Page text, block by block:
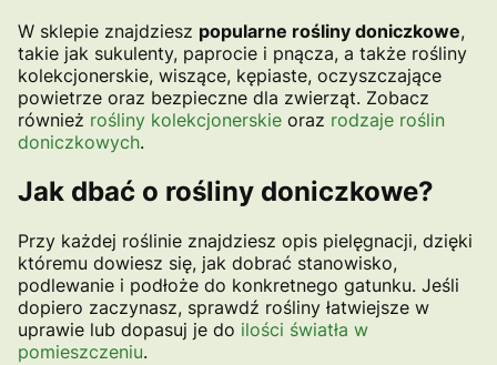
W sklepie znajdziesz popularne rośliny doniczkowe,
takie jak sukulenty, paprocie i pnącza, a także rośliny
kolekcjonerskie, wiszące, kępiaste, oczyszczające
powietrze oraz bezpieczne dla zwierząt. Zobacz
również rośliny kolekcjonerskie oraz rodzaje roślin
doniczkowych.
Jak dbać o rośliny doniczkowe?
Przy każdej roślinie znajdziesz opis pielęgnacji, dzięki
któremu dowiesz się, jak dobrać stanowisko,
podlewanie i podłoże do konkretnego gatunku. Jeśli
dopiero zaczynasz, sprawdź rośliny łatwiejsze w
uprawie lub dopasuj je do ilości światła w
pomieszczeniu.